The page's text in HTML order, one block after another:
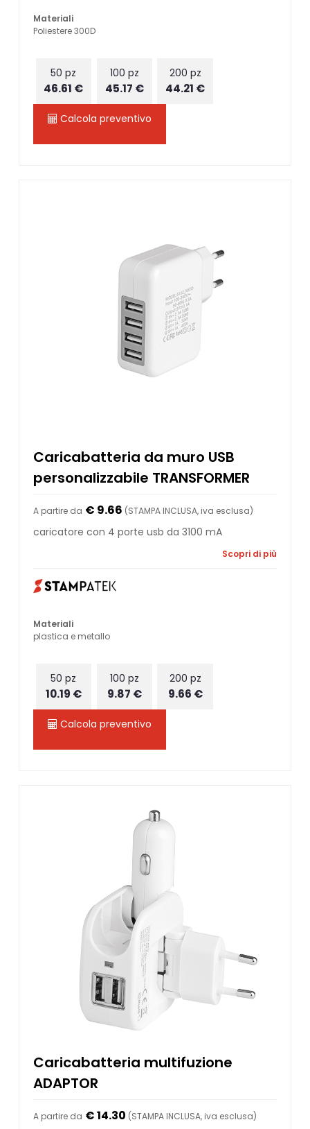
Materiali
Poliestere 300D
50 pz
46.61 €
100 pz
45.17 €
200 pz
44.21 €
Calcola preventivo
Caricabatteria da muro USB
personalizzabile TRANSFORMER
A partire da € 9.66 (STAMPA INCLUSA, iva esclusa)
caricatore con 4 porte usb da 3100 mA
Scopri di più
Materiali
plastica e metallo
50 pz
10.19 €
100 pz
9.87 €
200 pz
9.66 €
Calcola preventivo
Caricabatteria multifuzione
ADAPTOR
A partire da € 14.30 (STAMPA INCLUSA, iva esclusa)